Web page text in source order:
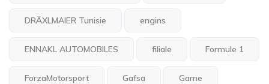
DRÄXLMAIER Tunisie engins
ENNAKL AUTOMOBILES filiale Formule 1
ForzaMotorsport Gafsa Game